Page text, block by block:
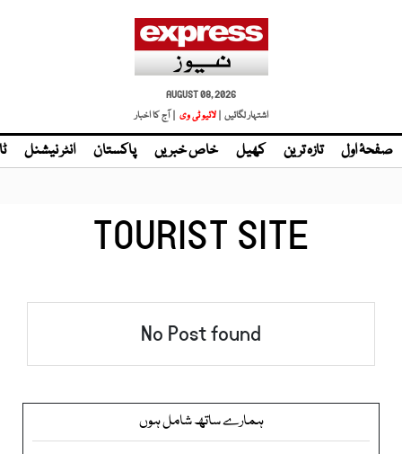
AUGUST 08, 2026
اشتہار لگائیں | لائیو ٹی وی | آج کا اخبار
صفحۂ اول تازہ ترین کھیل خاص خبریں پاکستان انٹر نیشنل
TOURIST SITE
No Post found
ہمارے ساتھ شامل ہوں